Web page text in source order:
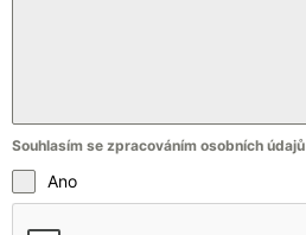
Souhlasím se zpracováním osobních údajů
Ano